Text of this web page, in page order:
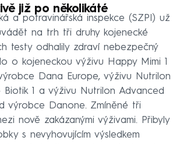
již po několikáté
a potravinářská inspekce (SZPI) už
na trh tři druhy kojenecké
testy odhalily zdraví nebezpečný
o kojeneckou výživu Happy Mimi 1
Dana Europe, výživu Nutrilon
Biotik 1 a výživu Nutrilon Advanced
výrobce Danone. Zmíněné tři
nově zakázanými výživami. Přibyly
s nevyhovujícím výsledkem